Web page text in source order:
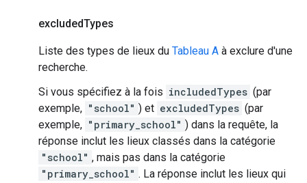
excludedTypes
Liste des types de lieux du Tableau A à exclure d'une
recherche.
Si vous spécifiez à la fois includedTypes (par
exemple, "school" ) et excludedTypes (par
exemple, "primary_school" ) dans la requête, la
réponse inclut les lieux classés dans la catégorie
"school" , mais pas dans la catégorie
"primary_school" . La réponse inclut les lieux qui